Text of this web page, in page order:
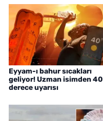
Eyyam-ı bahur sıcakları
geliyor! Uzman isimden 40
derece uyarısı